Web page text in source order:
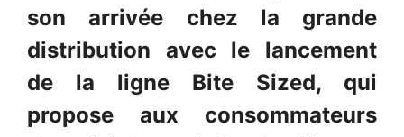
son arrivée chez la grande
distribution avec le lancement
de la ligne Bite Sized, qui
propose aux consommateurs